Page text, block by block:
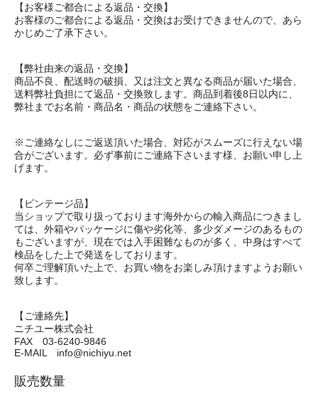
【お客様ご都合による返品・交換】
お客様のご都合による返品・交換はお受けできませんので、あら
かじめご了承下さい。
【弊社由来の返品・交換】
商品不良、配送時の破損、又は注文と異なる商品が届いた場合、
送料弊社負担にて返品・交換致します。商品到着後8日以内に、
弊社までお名前・商品名・商品の状態をご連絡下さい。
※ご連絡なしにご返送頂いた場合、対応がスムーズに行えない場
合がございます。必ず事前にご連絡下さいます様、お願い申し上
げます。
【ビンテージ品】
当ショップで取り扱っております海外からの輸入商品につきまし
ては、外箱やパッケージに傷や劣化等、多少ダメージのあるもの
もございますが、現在では入手困難なものが多く、中身はすべて
検品をした上で発送をしております。
何卒ご理解頂いた上で、お買い物をお楽しみ頂けますようお願い
致します。
【ご連絡先】
ニチユー株式会社
FAX 03-6240-9846
E-MAIL info@nichiyu.net
販売数量